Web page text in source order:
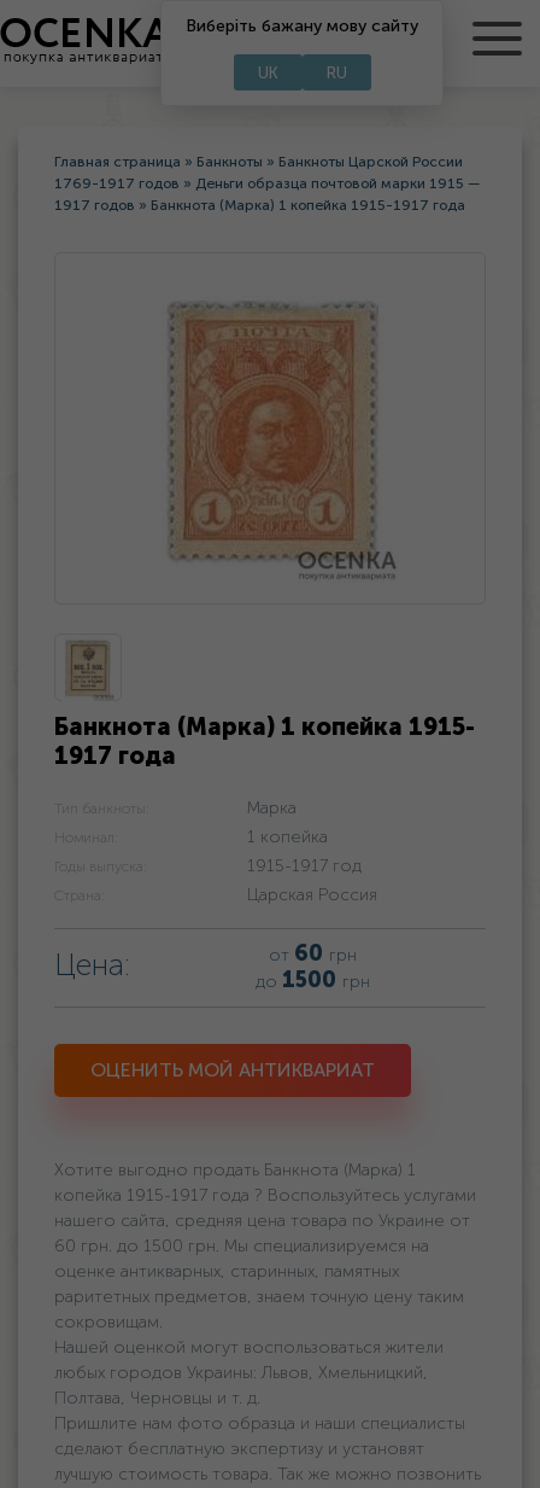
RU
Виберіть бажану мову сайту
UK RU
Главная страница » Банкноты » Банкноты Царской России
1769-1917 годов » Деньги образца почтовой марки 1915 —
1917 годов » Банкнота (Марка) 1 копейка 1915-1917 года
Банкнота (Марка) 1 копейка 1915-
1917 года
Тип банкноты: Марка
Номинал: 1 копейка
Годы выпуска: 1915-1917 год
Страна: Царская Россия
Цена: от 60 грн
до 1500 грн
ОЦЕНИТЬ МОЙ АНТИКВАРИАТ
Хотите выгодно продать Банкнота (Марка) 1
копейка 1915-1917 года ? Воспользуйтесь услугами
нашего сайта, средняя цена товара по Украине oт
60 грн. дo 1500 грн. Мы специализируемся на
оценке антикварных, старинных, памятных
раритетных предметов, знаем точную цену таким
сокровищам.
Нашей оценкой могут воспользоваться жители
любых городов Украины: Львов, Хмельницкий,
Полтава, Черновцы и т. д.
Пришлите нам фото образца и наши специалисты
сделают бесплатную экспертизу и установят
лучшую стоимость товара. Так же можно позвонить